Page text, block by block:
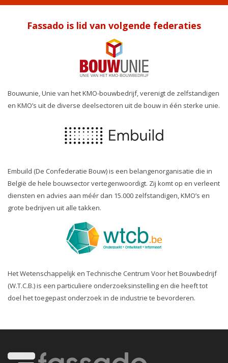
Fassado is lid van volgende federaties
Bouwunie, Unie van het KMO-bouwbedrijf, verenigt de zelfstandigen
en KMO’s uit de diverse deelsectoren uit de bouw in één sterke unie.
Embuild (De Confederatie Bouw) is een belangenorganisatie die in
België de hele bouwsector vertegenwoordigt. Zij komt op en verleent
diensten en advies aan méér dan 15.000 zelfstandigen, KMO’s en
grote bedrijven uit alle takken.
Het Wetenschappelijk en Technische Centrum Voor het Bouwbedrijf
(W.T.C.B.) is een particuliere onderzoeksinstelling en die heeft tot
doel het toegepast onderzoek in de industrie te bevorderen.